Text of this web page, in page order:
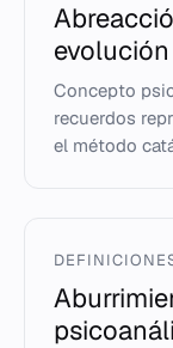
Concepto
recuerdos
el método